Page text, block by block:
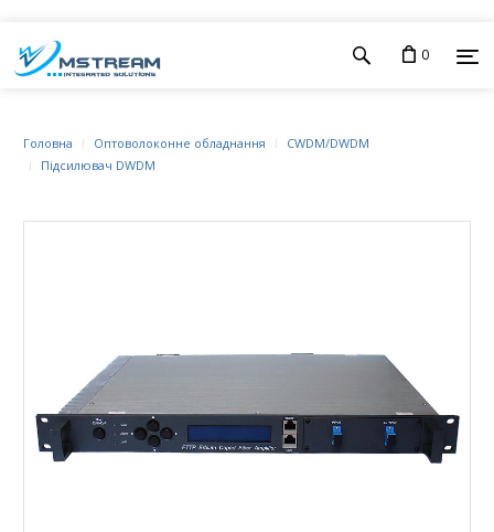
0
Головна Оптоволоконне обладнання
CWDM/DWDM
Підсилювач DWDM